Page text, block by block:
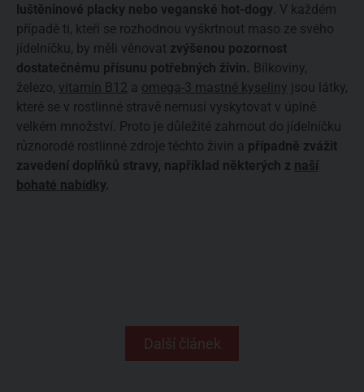
luštěninové placky nebo veganské hot-dogy . V každém
případě ti, kteří se rozhodnou vyškrtnout maso ze svého
jídelníčku, by měli věnovat zvýšenou pozornost
dostatečnému přísunu potřebných živin. Bílkoviny,
železo, vitamín B12 a omega-3 mastné kyseliny jsou látky,
které se v rostlinné stravě nemusí vyskytovat v úplně
velkém množství. Proto je důležité zahrnout do jídelníčku
různorodé rostlinné zdroje těchto živin a případně zvážit
zavedení doplňků stravy, například některých z naší
bohaté nabídky.
Další článek